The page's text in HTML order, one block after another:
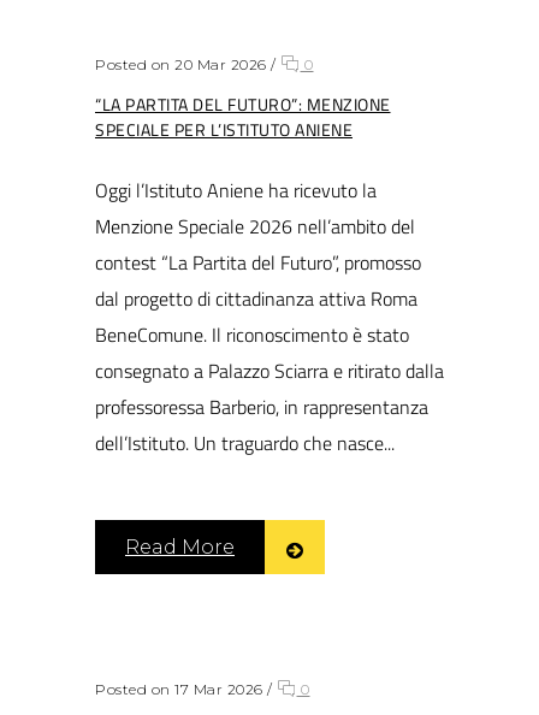
Posted on 20 Mar 2026 / 0
“LA PARTITA DEL FUTURO”: MENZIONE
SPECIALE PER L’ISTITUTO ANIENE
Oggi l’Istituto Aniene ha ricevuto la
Menzione Speciale 2026 nell’ambito del
contest “La Partita del Futuro”, promosso
dal progetto di cittadinanza attiva Roma
BeneComune. Il riconoscimento è stato
consegnato a Palazzo Sciarra e ritirato dalla
professoressa Barberio, in rappresentanza
dell’Istituto. Un traguardo che nasce...
Read More
Posted on 17 Mar 2026 / 0